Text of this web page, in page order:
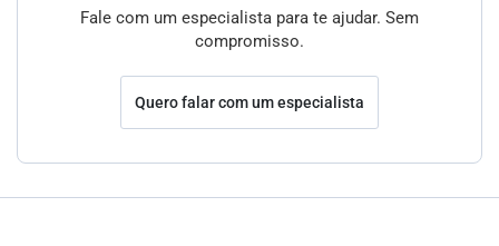
Fale com um especialista para te ajudar. Sem
compromisso.
Quero falar com um especialista